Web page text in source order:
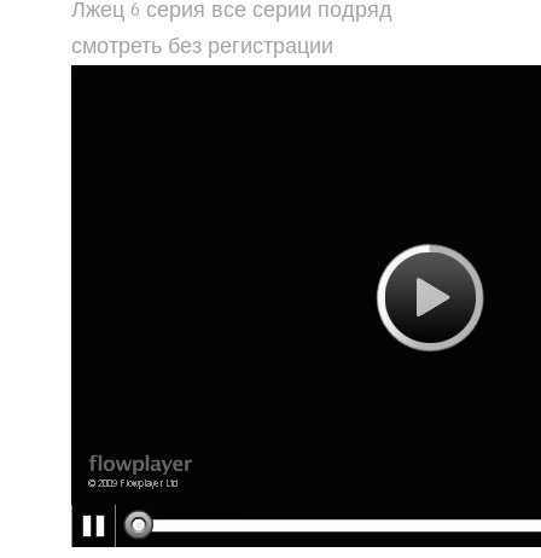
Лжец 6 серия все серии подряд
смотреть без регистрации